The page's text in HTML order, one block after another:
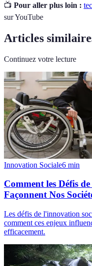
📺 Pour aller plus loin :
sur YouTube
Articles
Continuez votre lecture
Innovation Sociale6 min
Comment les Défis
Façonnent Nos
Les défis de l'innovation
comment ces enjeux
efficacement.